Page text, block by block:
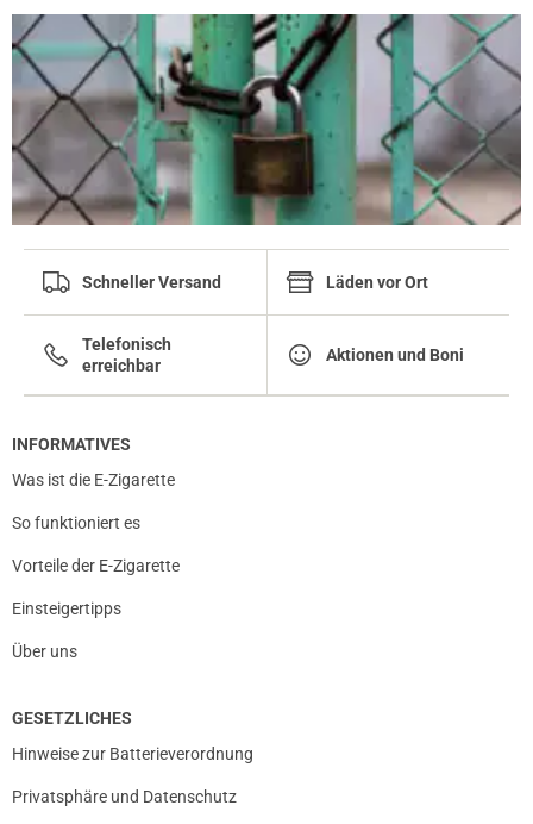
prev next
Schneller Versand Läden vor Ort
Telefonisch
erreichbar
Aktionen und Boni
INFORMATIVES
Was ist die E-Zigarette
So funktioniert es
Vorteile der E-Zigarette
Einsteigertipps
Über uns
GESETZLICHES
Hinweise zur Batterieverordnung
Privatsphäre und Datenschutz